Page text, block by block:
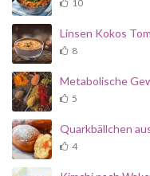
10
Linsen Kokos
8
Metabolische
5
Quarkbällchen
4